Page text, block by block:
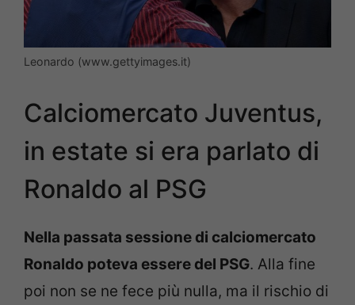
Leonardo (www.gettyimages.it)
Calciomercato Juventus,
in estate si era parlato di
Ronaldo al PSG
Nella passata sessione di calciomercato
Ronaldo poteva essere del PSG. Alla fine
poi non se ne fece più nulla, ma il rischio di